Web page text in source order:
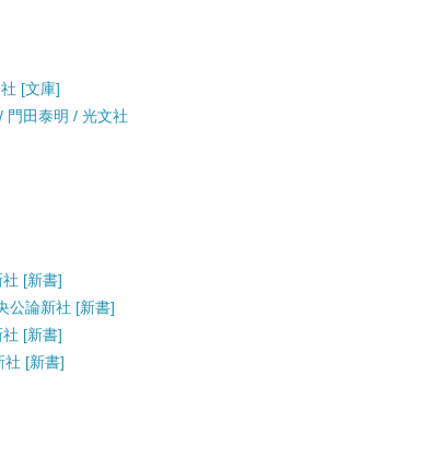
[文庫]
門田泰明 / 光文社
[新書]
公論新社 [新書]
[新書]
社 [新書]